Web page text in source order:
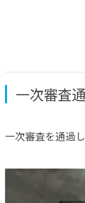
一次審査
一次審査を通過